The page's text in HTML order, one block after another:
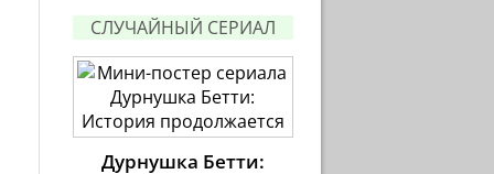
СЛУЧАЙНЫЙ СЕРИАЛ
Дурнушка Бетти: